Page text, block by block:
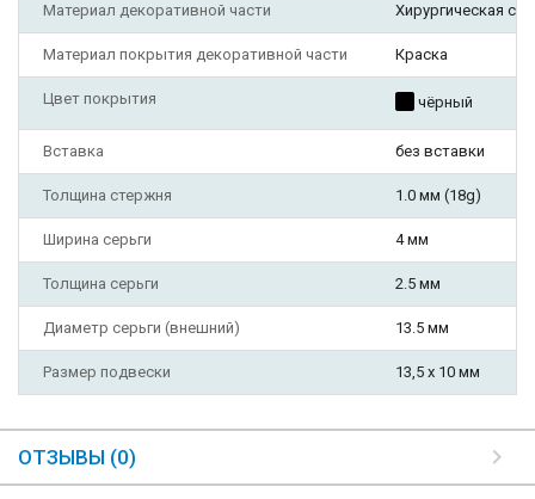
Материал декоративной части Хирургическая
Материал покрытия декоративной части Краска
Цвет покрытия чёрный
Вставка без вставки
Толщина стержня 1.0 мм (18g)
Ширина серьги 4 мм
Толщина серьги 2.5 мм
Диаметр серьги (внешний) 13.5 мм
Размер подвески 13,5 х 10 мм
ОТЗЫВЫ (0)